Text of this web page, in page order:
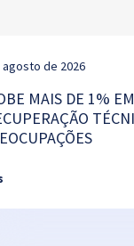
agosto de 2026
MAIS DE 1%